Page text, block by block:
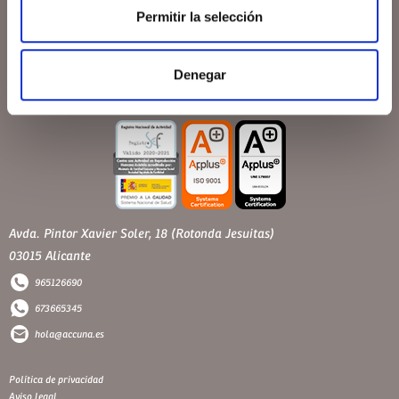
Permitir la selección
Denegar
Avda. Pintor Xavier Soler, 18 (Rotonda Jesuitas)
03015 Alicante
965126690
673665345
hola@accuna.es
Política de privacidad